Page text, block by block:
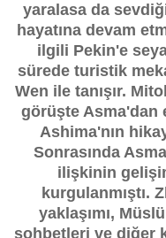
yaralasa da
hayatına devam
ilgili Pekin'e
sürede turistik
Wen ile tanışır.
görüşte Asma'dan
Ashima'nın
Sonrasında
ilişkinin
kurgulanmıştı.
yaklaşımı,
sohbetleri ve diğer